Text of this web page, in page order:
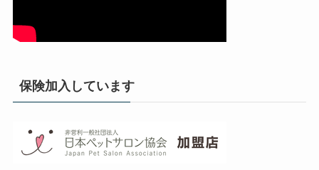
保険加入しています